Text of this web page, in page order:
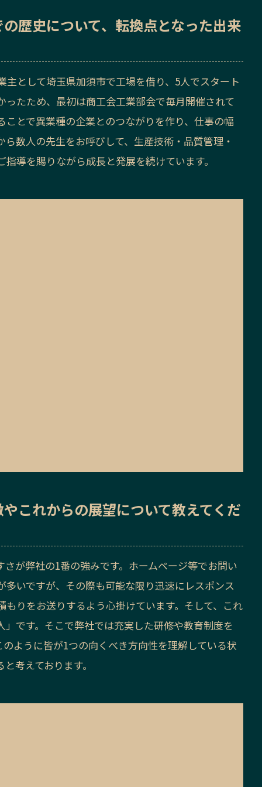
歴史について、転換点となった出来
として埼玉県加須市で工場を借り、5人でスタート
たため、最初は商工会工業部会で毎月開催されて
とで異業種の企業とのつながりを作り、仕事の幅
数人の先生をお呼びして、生産技術・品質管理・
導を賜りながら成長と発展を続けています。
やこれからの展望について教えてくだ
が弊社の1番の強みです。ホームページ等でお問い
いですが、その際も可能な限り迅速にレスポンス
りをお送りするよう心掛けています。そして、これ
です。そこで弊社では充実した研修や教育制度を
ように皆が1つの向くべき方向性を理解している状
考えております。